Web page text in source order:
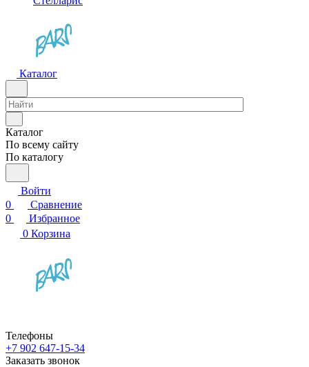
Каталог
Каталог
По всему сайту
По каталогу
Войти
0
Сравнение
0
Избранное
0 Корзина
Телефоны
+7 902 647-15-34
Заказать звонок